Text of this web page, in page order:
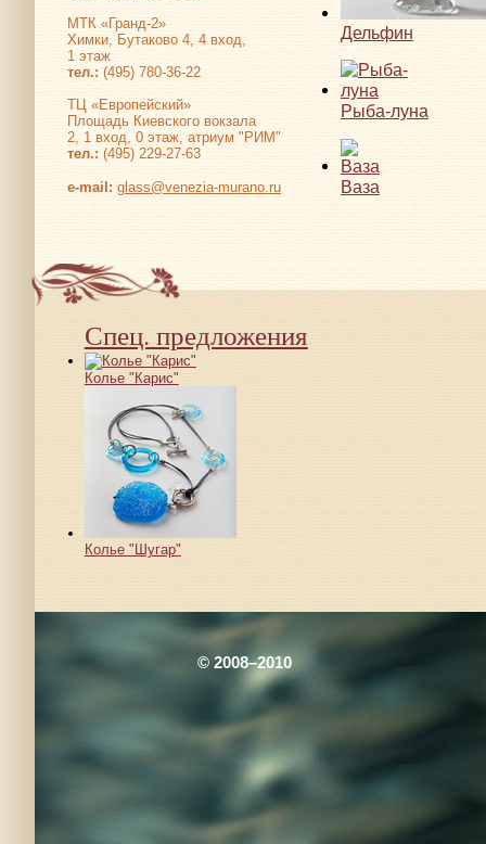
МТК «Гранд-2»
Химки, Бутаково 4, 4 вход,
1 этаж
тел.: (495) 780-36-22
ТЦ «Европейский»
Площадь Киевского вокзала
2, 1 вход, 0 этаж, атриум "РИМ"
тел.: (495) 229-27-63
е-mail: glass@venezia-murano.ru
Дельфин
Рыба-луна
Ваза
Спец. предложения
Колье "Карис"
Колье "Шугар"
© 2008–2010